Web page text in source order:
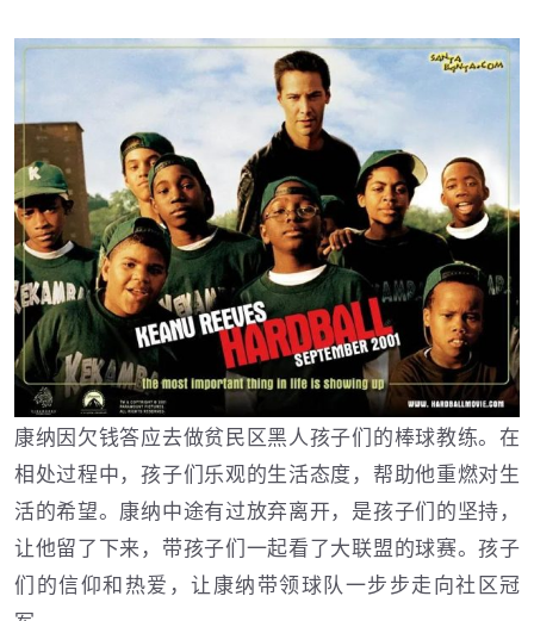
康纳因欠钱答应去做贫民区黑人孩子们的棒球教练。在
相处过程中，孩子们乐观的生活态度，帮助他重燃对生
活的希望。康纳中途有过放弃离开，是孩子们的坚持，
让他留了下来，带孩子们一起看了大联盟的球赛。孩子
们的信仰和热爱，让康纳带领球队一步步走向社区冠